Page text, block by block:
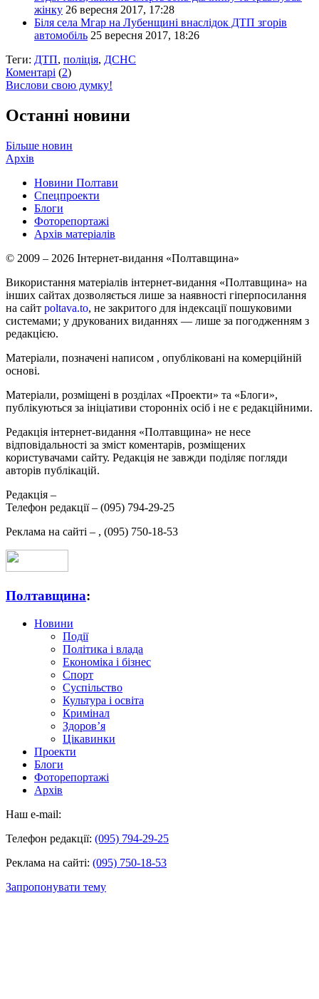
жінку 26 вересня 2017, 17:28
Біля села Мгар на Лубенщині внаслідок ДТП згорів
автомобіль 25 вересня 2017, 18:26
Теги: ДТП, поліція, ДСНС
Коментарі (2)
Вислови свою думку!
Останні новини
Більше новин
Архів
Новини Полтави
Спецпроекти
Блоги
Фоторепортажі
Архів матеріалів
© 2009 – 2026 Інтернет-видання «Полтавщина»
Використання матеріалів інтернет-видання «Полтавщина» на
інших сайтах дозволяється лише за наявності гіперпосилання
на сайт poltava.to, не закритого для індексації пошуковими
системами; у друкованих виданнях — лише за погодженням з
редакцією.
Матеріали, позначені написом , опубліковані на комерційній
основі.
Матеріали, розміщені в розділах «Проекти» та «Блоги»,
публікуються за ініціативи сторонніх осіб і не є редакційними.
Редакція інтернет-видання «Полтавщина» не несе
відповідальності за зміст коментарів, розміщених
користувачами сайту. Редакція не завжди поділяє погляди
авторів публікацій.
Редакція –
Телефон редакції – (095) 794-29-25
Реклама на сайті – , (095) 750-18-53
Полтавщина:
Новини
Події
Політика і влада
Економіка і бізнес
Спорт
Суспільство
Культура і освіта
Кримінал
Здоров’я
Цікавинки
Проекти
Блоги
Фоторепортажі
Архів
Наш e-mail:
Телефон редакції: (095) 794-29-25
Реклама на сайті: (095) 750-18-53
Запропонувати тему